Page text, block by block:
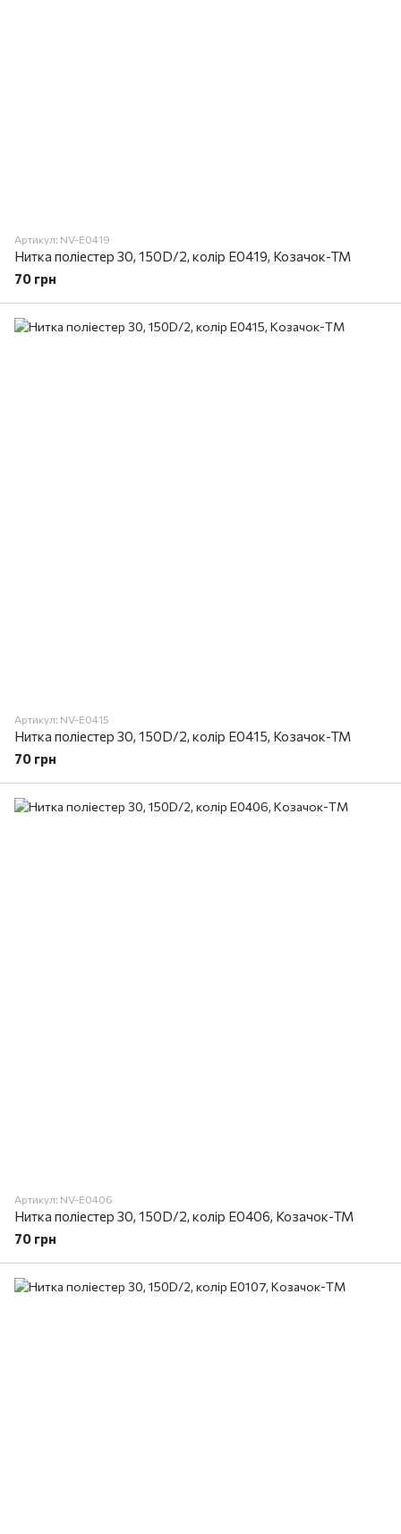
Артикул: NV-E0419
Нитка поліестер 30, 150D/2, колір E0419, Козачок-ТМ
70 грн
Артикул: NV-E0415
Нитка поліестер 30, 150D/2, колір E0415, Козачок-ТМ
70 грн
Артикул: NV-E0406
Нитка поліестер 30, 150D/2, колір E0406, Козачок-ТМ
70 грн